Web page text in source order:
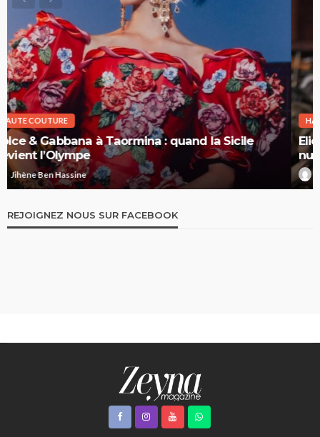
HAUTE COUTURE
Elie Saab Haute Couture Printemps-Été 2026 : la
nuit comme territoire de liberté
Jihène Ben Hassine
REJOIGNEZ NOUS SUR FACEBOOK